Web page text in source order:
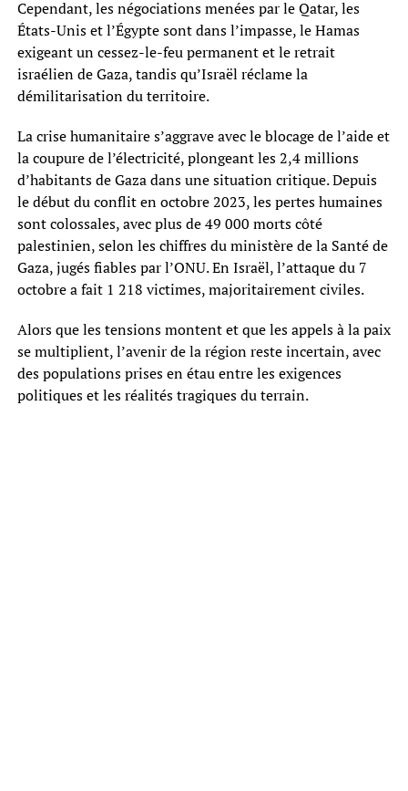
Cependant, les négociations menées par le Qatar, les
États-Unis et l’Égypte sont dans l’impasse, le Hamas
exigeant un cessez-le-feu permanent et le retrait
israélien de Gaza, tandis qu’Israël réclame la
démilitarisation du territoire.
La crise humanitaire s’aggrave avec le blocage de l’aide et
la coupure de l’électricité, plongeant les 2,4 millions
d’habitants de Gaza dans une situation critique. Depuis
le début du conflit en octobre 2023, les pertes humaines
sont colossales, avec plus de 49 000 morts côté
palestinien, selon les chiffres du ministère de la Santé de
Gaza, jugés fiables par l’ONU. En Israël, l’attaque du 7
octobre a fait 1 218 victimes, majoritairement civiles.
Alors que les tensions montent et que les appels à la paix
se multiplient, l’avenir de la région reste incertain, avec
des populations prises en étau entre les exigences
politiques et les réalités tragiques du terrain.